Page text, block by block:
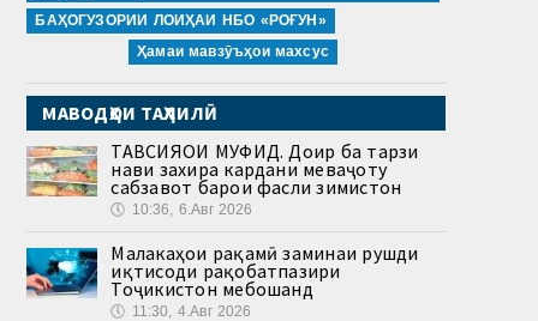
БАҲОГУЗОРИИ ЛОИҲАИ НБО «РОҒУН»
Ҳамаи мавзӯъҳои махсус
МАВОДҲОИ ТАҲЛИЛӢ
ТАВСИЯҲОИ МУФИД. Доир ба тарзи
нави захира кардани меваҷоту
сабзавот барои фасли зимистон
🕔 10:36, 6.Авг 2026
Малакаҳои рақамӣ заминаи рушди
иқтисоди рақобатпазири
Тоҷикистон мебошанд
🕔 11:30, 4.Авг 2026